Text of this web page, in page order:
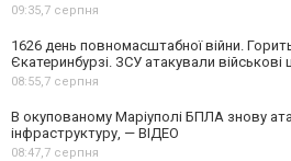
09:35,7 серпня
1626 день повномасштабної війни.
Єкатеринбурзі. ЗСУ атакували військові
08:55,7 серпня
В окупованому Маріуполі БПЛА знову
інфраструктуру, — ВІДЕО
08:47,7 серпня